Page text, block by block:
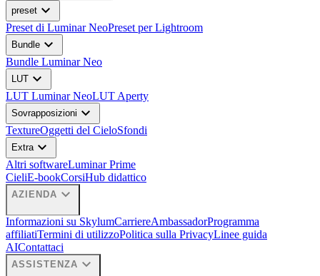
preset expand_more
Preset di Luminar NeoPreset per Lightroom
Bundle expand_more
Bundle Luminar Neo
LUT expand_more
LUT Luminar NeoLUT Aperty
Sovrapposizioni expand_more
TextureOggetti del CieloSfondi
Extraexpand_more
Altri softwareLuminar Prime
CieliE-bookCorsiHub didattico
AZIENDA expand_more
Informazioni su SkylumCarriereAmbassadorProgramma
affiliatiTermini di utilizzoPolitica sulla PrivacyLinee guida
AIContattaci
ASSISTENZA expand_more